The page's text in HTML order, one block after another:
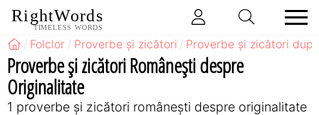
RightWords
TIMELESS WORDS
Folclor Proverbe și zicători Proverbe și zicători
Proverbe și zicători Româneşti despre
Originalitate
1 proverbe și zicători româneşti despre originalitate